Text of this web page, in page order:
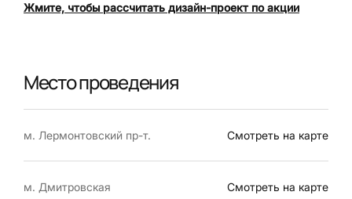
Жмите, чтобы рассчитать дизайн-проект по акции
Место проведения
м. Лермонтовский пр-т. Смотреть на карте
м. Дмитровская Смотреть на карте